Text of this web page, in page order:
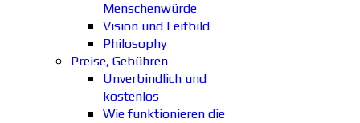
Menschenwürde
Vision und Leitbild
Philosophy
Preise, Gebühren
Unverbindlich und
kostenlos
Wie funktionieren die